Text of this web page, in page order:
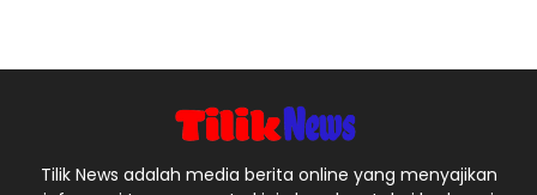
Tilik News adalah media berita online yang menyajikan